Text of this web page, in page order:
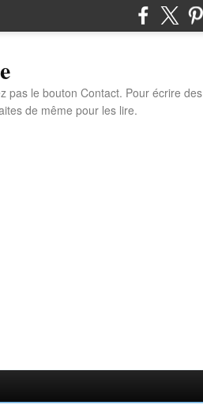
pas le bouton Contact. Pour écrire des
de même pour les lire.